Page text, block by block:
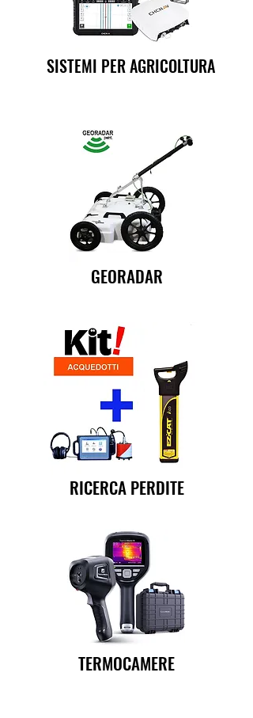
SISTEMI PER AGRICOLTURA
GEORADAR
RICERCA PERDITE
TERMOCAMERE